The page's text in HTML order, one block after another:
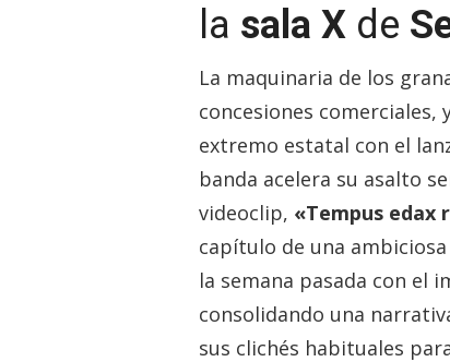
la sala X de
La maquinaria de los
concesiones
extremo estatal con el
banda acelera su asalto
videoclip, «Tempus edax
capítulo de una
la semana pasada con el
consolidando una
sus clichés habituales